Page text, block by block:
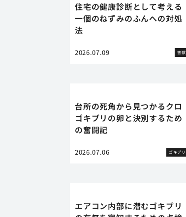
住宅の健康診断として考える
一個のねずみのふんへの対処
法
2026.07.09 害獣
台所の死角から見つかるクロ
ゴキブリの卵と決別するため
の奮闘記
2026.07.06 ゴキブリ
エアコン内部に潜むゴキブリ